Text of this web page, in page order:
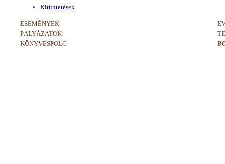
Kitüntetések
ESEMÉNYEK
PÁLYÁZATOK
KÖNYVESPOLC